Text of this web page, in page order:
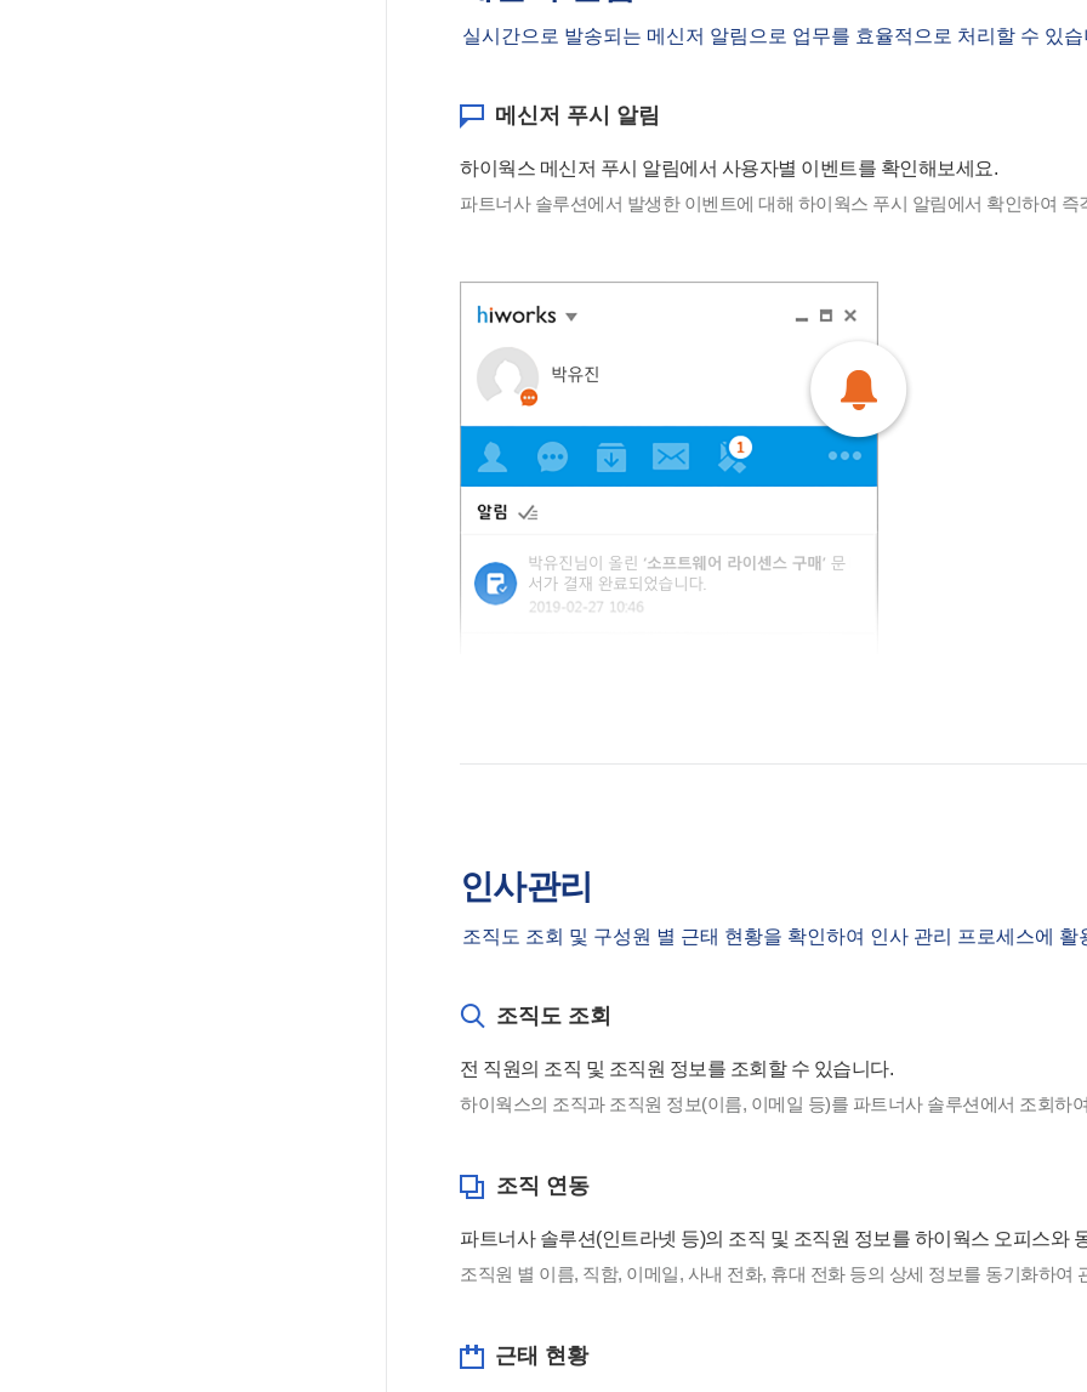
실시간으로 발송되는 메신저 알림으로 업무를 효율적으로 처리할 수 있
메신저 푸시 알림
하이웍스 메신저 푸시 알림에서 사용자별 이벤트를 확인해보세요.
파트너사 솔루션에서 발생한 이벤트에 대해 하이웍스 푸시 알림에서 확인하여
인사관리
조직도 조회 및 구성원 별 근태 현황을 확인하여 인사 관리 프로세스에 활
조직도 조회
전 직원의 조직 및 조직원 정보를 조회할 수 있습니다.
하이웍스의 조직과 조직원 정보(이름, 이메일 등)를 파트너사 솔루션에서 조회하
조직 연동
파트너사 솔루션(인트라넷 등)의 조직 및 조직원 정보를 하이웍스 오피스와
조직원 별 이름, 직함, 이메일, 사내 전화, 휴대 전화 등의 상세 정보를 동기화하여
근태 현황